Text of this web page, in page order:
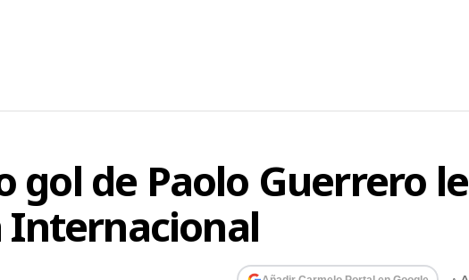
gol de Paolo Guerrero le
Internacional